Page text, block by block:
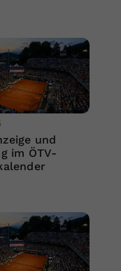
und
im ÖTV-